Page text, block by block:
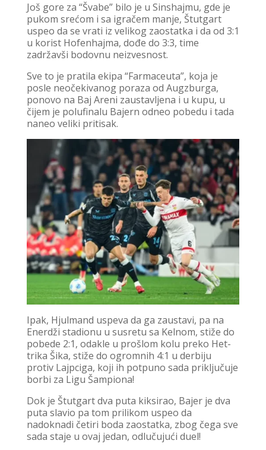
Još gore za “Švabe” bilo je u Sinshajmu, gde je
pukom srećom i sa igračem manje, Štutgart
uspeo da se vrati iz velikog zaostatka i da od 3:1
u korist Hofenhajma, dođe do 3:3, time
zadržavši bodovnu neizvesnost.
Sve to je pratila ekipa “Farmaceuta”, koja je
posle neočekivanog poraza od Augzburga,
ponovo na Baj Areni zaustavljena i u kupu, u
čijem je polufinalu Bajern odneo pobedu i tada
naneo veliki pritisak.
Ipak, Hjulmand uspeva da ga zaustavi, pa na
Enerdži stadionu u susretu sa Kelnom, stiže do
pobede 2:1, odakle u prošlom kolu preko Het-
trika Šika, stiže do ogromnih 4:1 u derbiju
protiv Lajpciga, koji ih potpuno sada priključuje
borbi za Ligu Šampiona!
Dok je Štutgart dva puta kiksirao, Bajer je dva
puta slavio pa tom prilikom uspeo da
nadoknadi četiri boda zaostatka, zbog čega sve
sada staje u ovaj jedan, odlučujući duel!